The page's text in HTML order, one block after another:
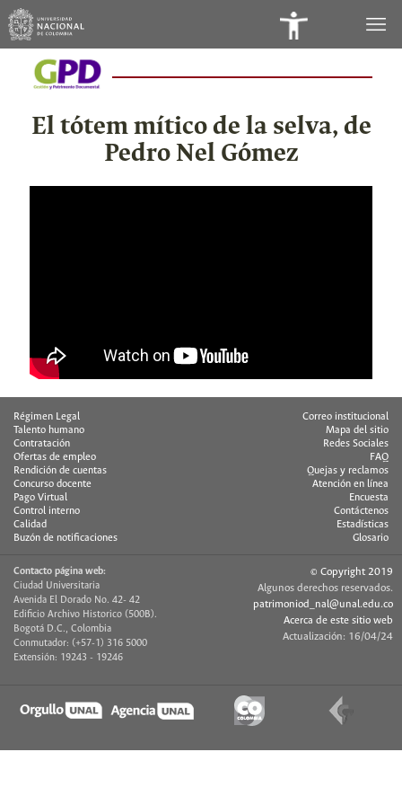
Videos
El tótem mítico de la selva, de
Pedro Nel Gómez
Régimen Legal
Talento humano
Contratación
Ofertas de empleo
Rendición de cuentas
Concurso docente
Pago Virtual
Control interno
Calidad
Buzón de notificaciones
Correo institucional
Mapa del sitio
Redes Sociales
FAQ
Quejas y reclamos
Atención en línea
Encuesta
Contáctenos
Estadísticas
Glosario
Contacto página web:
Ciudad Universitaria
Avenida El Dorado No. 42- 42
Edificio Archivo Historico (500B).
Bogotá D.C., Colombia
Conmutador: (+57-1) 316 5000
Extensión: 19243 - 19246
© Copyright 2019
Algunos derechos reservados.
patrimoniod_nal@unal.edu.co
Acerca de este sitio web
Actualización: 16/04/24